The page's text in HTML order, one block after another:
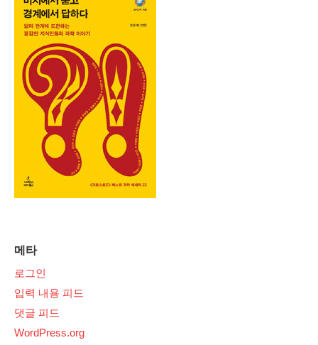
메타
로그인
입력 내용 피드
댓글 피드
WordPress.org